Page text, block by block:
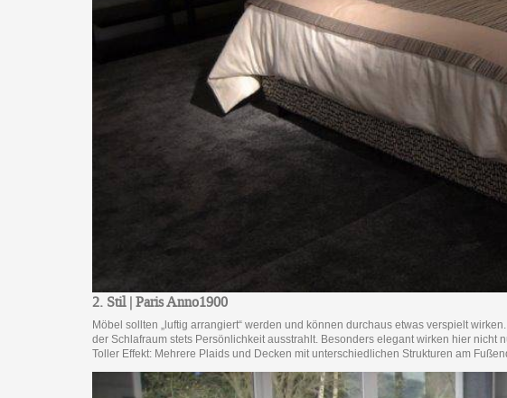
2. Stil | Paris Anno1900
Möbel sollten „luftig arrangiert“ werden und können durchaus etwas verspielt
der Schlafraum stets Persönlichkeit ausstrahlt. Besonders elegant wirken hier
Toller Effekt: Mehrere Plaids und Decken mit unterschiedlichen Strukturen am